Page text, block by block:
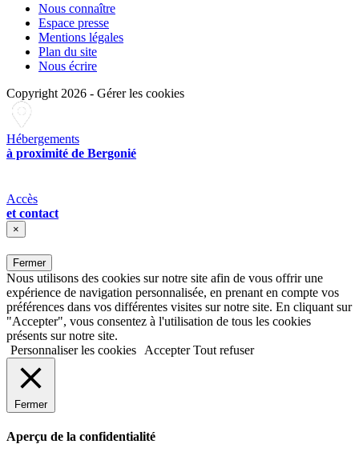
Nous connaître
Espace presse
Mentions légales
Plan du site
Nous écrire
Copyright 2026 - Gérer les cookies
Hébergements
à proximité de Bergonié
Accès
et contact
×
Fermer
Nous utilisons des cookies sur notre site afin de vous offrir une
expérience de navigation personnalisée, en prenant en compte vos
préférences dans vos différentes visites sur notre site. En cliquant sur
"Accepter", vous consentez à l'utilisation de tous les cookies
présents sur notre site.
Personnaliser les cookies
Accepter Tout refuser
Fermer
Aperçu de la confidentialité